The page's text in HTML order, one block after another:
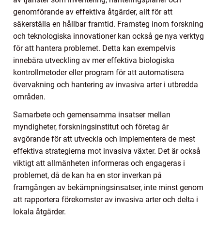
genomförande av effektiva åtgärder, allt för att
säkerställa en hållbar framtid. Framsteg inom forskning
och teknologiska innovationer kan också ge nya verktyg
för att hantera problemet. Detta kan exempelvis
innebära utveckling av mer effektiva biologiska
kontrollmetoder eller program för att automatisera
övervakning och hantering av invasiva arter i utbredda
områden.
Samarbete och gemensamma insatser mellan
myndigheter, forskningsinstitut och företag är
avgörande för att utveckla och implementera de mest
effektiva strategierna mot invasiva växter. Det är också
viktigt att allmänheten informeras och engageras i
problemet, då de kan ha en stor inverkan på
framgången av bekämpningsinsatser, inte minst genom
att rapportera förekomster av invasiva arter och delta i
lokala åtgärder.